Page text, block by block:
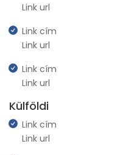
Link url
Link cím
Link url
Link cím
Link url
Külföldi
Link cím
Link url